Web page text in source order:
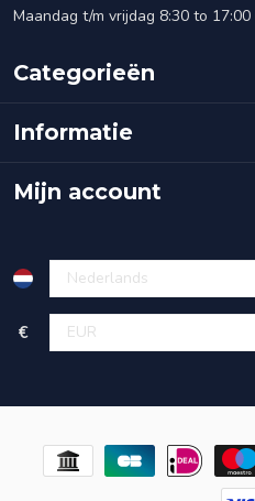
Maandag t/m vrijdag 8:30 to 17:00
Categorieën
Informatie
Mijn account
€